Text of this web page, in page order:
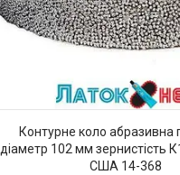
Контурне коло абразивна
діаметр 102 мм зернистість
США 14-368